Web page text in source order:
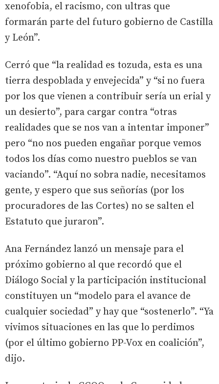
xenofobia, el racismo, con ultras que
formarán parte del futuro gobierno de Castilla
y León”.
Cerró que “la realidad es tozuda, esta es una
tierra despoblada y envejecida” y “si no fuera
por los que vienen a contribuir sería un erial y
un desierto”, para cargar contra “otras
realidades que se nos van a intentar imponer”
pero “no nos pueden engañar porque vemos
todos los días como nuestro pueblos se van
vaciando”. “Aquí no sobra nadie, necesitamos
gente, y espero que sus señorías (por los
procuradores de las Cortes) no se salten el
Estatuto que juraron”.
Ana Fernández lanzó un mensaje para el
próximo gobierno al que recordó que el
Diálogo Social y la participación institucional
constituyen un “modelo para el avance de
cualquier sociedad” y hay que “sostenerlo”. “Ya
vivimos situaciones en las que lo perdimos
(por el último gobierno PP-Vox en coalición”,
dijo.